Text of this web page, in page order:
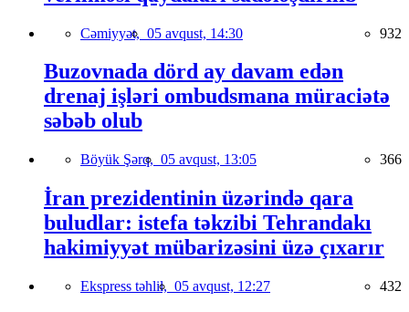
Cəmiyyət, 05 avqust, 14:30 932
Buzovnada dörd ay davam edən
drenaj işləri ombudsmana müraciətə
səbəb olub
Böyük Şərq, 05 avqust, 13:05 366
İran prezidentinin üzərində qara
buludlar: istefa təkzibi Tehrandakı
hakimiyyət mübarizəsini üzə çıxarır
Ekspress təhlil, 05 avqust, 12:27 432